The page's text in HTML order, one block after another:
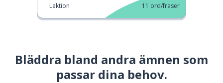
Lektion 11 ord/fraser
Bläddra bland andra ämnen som
passar dina behov.